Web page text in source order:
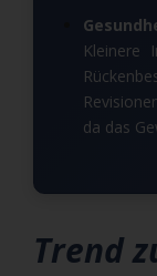
Kleinere
da das
Trend